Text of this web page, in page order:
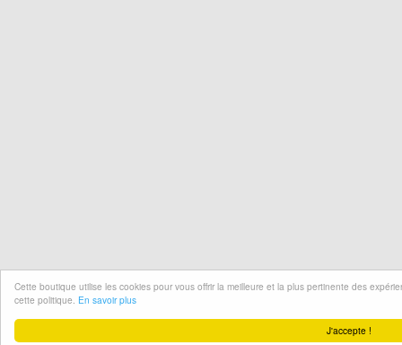
J'accepte !
Cette boutique utilise les cookies pour vous offrir la meilleure et la plus pertinente des
cette politique. En savoir plus